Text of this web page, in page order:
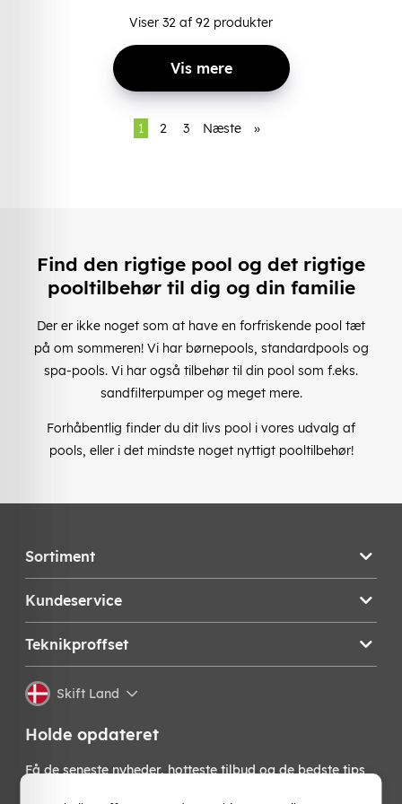
Viser 32 af 92 produkter
Vis mere
1 2 3 Næste »
Find den rigtige pool og det rigtige
pooltilbehør til dig og din familie
Der er ikke noget som at have en forfriskende pool tæt
på om sommeren! Vi har børnepools, standardpools og
spa-pools. Vi har også tilbehør til din pool som f.eks.
sandfilterpumper og meget mere.
Forhåbentlig finder du dit livs pool i vores udvalg af
pools, eller i det mindste noget nyttigt pooltilbehør!
Sortiment
Kundeservice
Teknikproffset
Skift Land
Holde opdateret
Få de seneste nyheder, hotteste tilbud og de bedste tips